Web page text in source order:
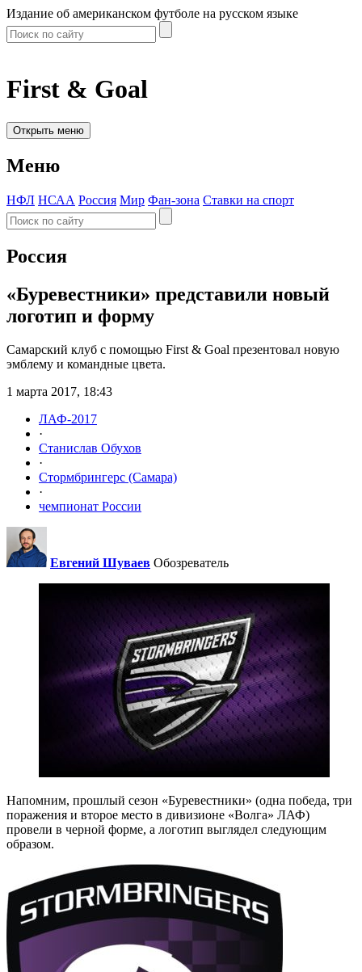
Издание об американском футболе на русском языке
First & Goal
Открыть меню
Меню
НФЛ НСАА Россия Мир Фан-зона Ставки на спорт
Россия
«Буревестники» представили новый
логотип и форму
Самарский клуб с помощью First & Goal презентовал новую
эмблему и командные цвета.
1 марта 2017, 18:43
ЛАФ-2017
·
Станислав Обухов
·
Стормбрингерс (Самара)
·
чемпионат России
Евгений Шуваев Обозреватель
Напомним, прошлый сезон «Буревестники» (одна победа, три
поражения и второе место в дивизионе «Волга» ЛАФ)
провели в черной форме, а логотип выглядел следующим
образом.